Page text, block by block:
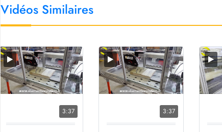
Vidéos Similaires
3:37 3:37